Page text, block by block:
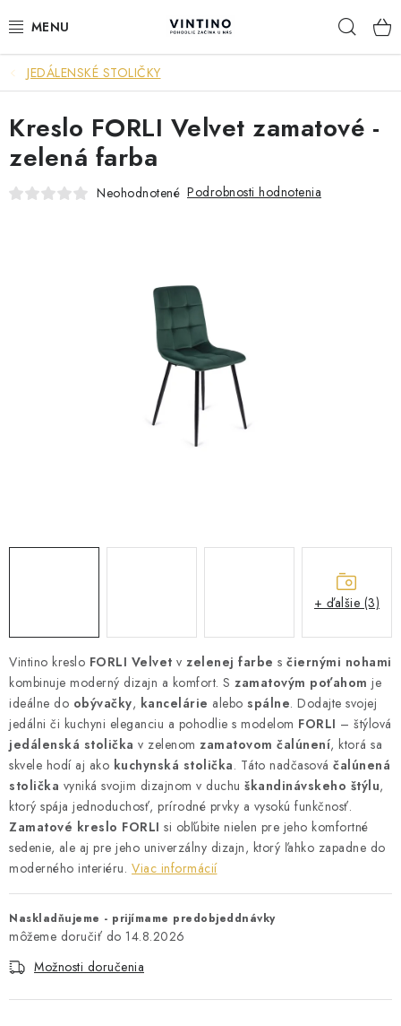
na
NÁBYTOK
VÝPREDAJ
ZÁVESNÉ HOJDACIE KRESLÁ
JEDÁLENSKÉ STOLIČKY
STOJANY A REGÁLY
SKRIŇA NA TOPANKY
FAQ - NAJČASTEJŠIE OTÁZKY
Všeobecné obchodné podmienky
Reklamácia vrátenie tovaru
Kontakty
JEDÁLENSKÉ STOLIČKY
Vintino kreslo FORLI Velvet v zelenej farbe s čiernými nohami
kombinuje moderný dizajn a komfort. S zamatovým poťahom je
ideálne do obývačky, kancelárie alebo spálne. Dodajte svojej
jedálni či kuchyni eleganciu a pohodlie s modelom FORLI – štýlová
jedálenská stolička v zelenom zamatovom čalúnení, ktorá sa
skvele hodí aj ako kuchynská stolička. Táto nadčasová čalúnená
stolička vyniká svojim dizajnom v duchu škandinávskeho štýlu,
ktorý spája jednoduchosť, prírodné prvky a vysokú funkčnosť.
Zamatové kreslo FORLI si obľúbite nielen pre jeho komfortné
sedenie, ale aj pre jeho univerzálny dizajn, ktorý ľahko zapadne do
moderného interiéru. Viac informácií
Naskladňujeme - prijímame predobjeddnávky
14.8.2026
Možnosti doručenia
Kreslo FORLI Velvet zamatové -
zelená farba
Neohodnotené Podrobnosti hodnotenia
+ ďalšie (3)